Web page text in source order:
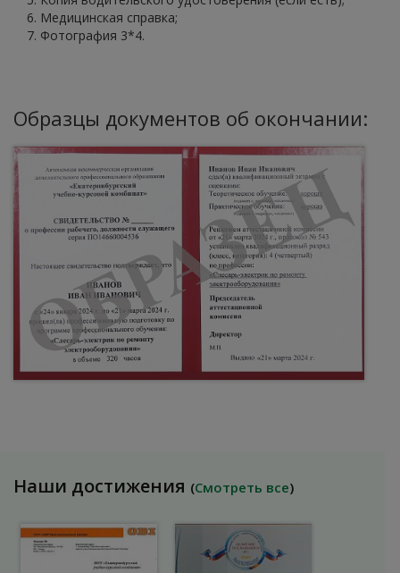
Медицинская справка;
Фотография 3*4.
Образцы документов об окончании:
Наши достижения (Смотреть все)